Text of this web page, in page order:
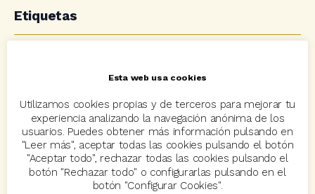
Etiquetas
Avant2 Sales Manager ayudas
Carlos Rovira Codeoscopic Codeoscopic Academy
Codeoscopic Workspace Coverize Decesos
digitalización Eventos formación GRC-Broker
Innovación Innova Ibérica
Esta web usa cookies
Utilizamos cookies propias y de terceros para mejorar tu
experiencia analizando la navegación anónima de los
usuarios. Puedes obtener más información pulsando en
"Leer más", aceptar todas las cookies pulsando el botón
"Aceptar todo", rechazar todas las cookies pulsando el
botón "Rechazar todo" o configurarlas pulsando en el
botón "Configurar Cookies".